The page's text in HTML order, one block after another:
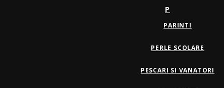
P
PARINTI
PERLE SCOLARE
PESCARI SI VANATORI